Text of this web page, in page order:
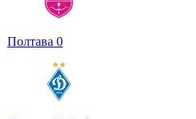
Полтава 0